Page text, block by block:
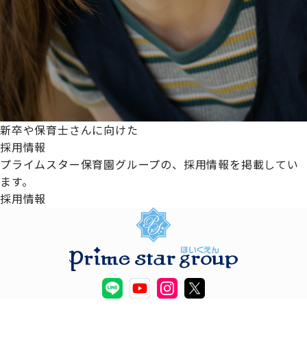
新卒や保育士さんに向けた
採用情報
プライムスター保育園グループの、採用情報を掲載してい
ます。
採用情報